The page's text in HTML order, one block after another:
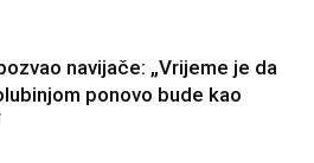
navijače: „Vrijeme je da
ponovo bude kao